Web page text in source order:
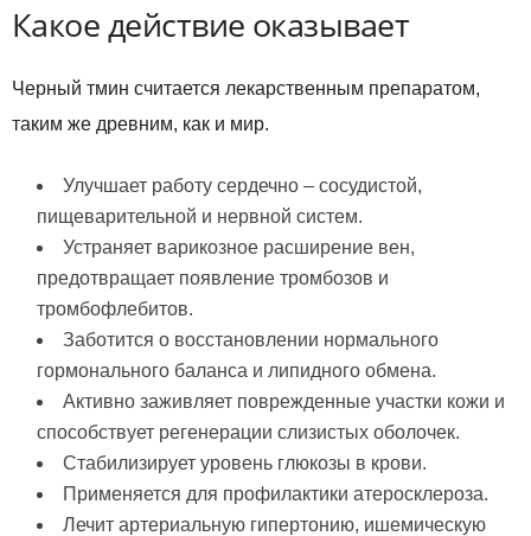
Какое действие оказывает
Черный тмин считается лекарственным препаратом,
таким же древним, как и мир.
Улучшает работу сердечно – сосудистой,
пищеварительной и нервной систем.
Устраняет варикозное расширение вен,
предотвращает появление тромбозов и
тромбофлебитов.
Заботится о восстановлении нормального
гормонального баланса и липидного обмена.
Активно заживляет поврежденные участки кожи и
способствует регенерации слизистых оболочек.
Стабилизирует уровень глюкозы в крови.
Применяется для профилактики атеросклероза.
Лечит артериальную гипертонию, ишемическую